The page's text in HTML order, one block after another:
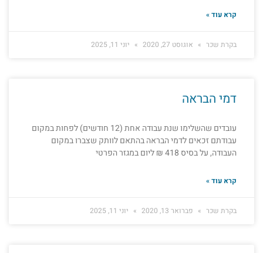
קרא עוד »
בקרת שכר אוגוסט 27, 2020 יוני 11, 2025
דמי הבראה
עובדים שהשלימו שנת עבודה אחת (12 חודשים) לפחות במקום
עבודתם זכאים לדמי הבראה בהתאם לוותק שצברו במקום
העבודה, על בסיס 418 ₪ ליום במגזר הפרטי
קרא עוד »
בקרת שכר פברואר 13, 2020 יוני 11, 2025